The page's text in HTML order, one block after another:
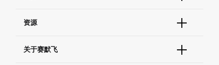
现货供应中心
联系我们 - 400 820 8982
查找文件&证书
资源
促销关于赛默飞